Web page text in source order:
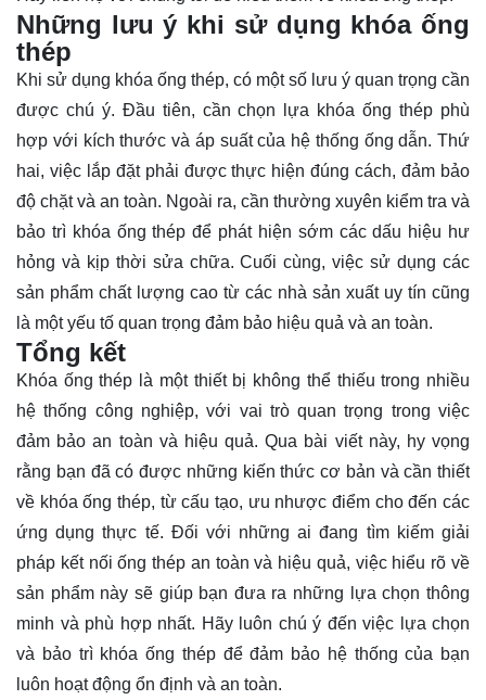
Những lưu ý khi sử dụng khóa ống
thép
Khi sử dụng khóa ống thép, có một số lưu ý quan trọng cần
được chú ý. Đầu tiên, cần chọn lựa khóa ống thép phù
hợp với kích thước và áp suất của hệ thống ống dẫn. Thứ
hai, việc lắp đặt phải được thực hiện đúng cách, đảm bảo
độ chặt và an toàn. Ngoài ra, cần thường xuyên kiểm tra và
bảo trì khóa ống thép để phát hiện sớm các dấu hiệu hư
hỏng và kịp thời sửa chữa. Cuối cùng, việc sử dụng các
sản phẩm chất lượng cao từ các nhà sản xuất uy tín cũng
là một yếu tố quan trọng đảm bảo hiệu quả và an toàn.
Tổng kết
Khóa ống thép là một thiết bị không thể thiếu trong nhiều
hệ thống công nghiệp, với vai trò quan trọng trong việc
đảm bảo an toàn và hiệu quả. Qua bài viết này, hy vọng
rằng bạn đã có được những kiến thức cơ bản và cần thiết
về khóa ống thép, từ cấu tạo, ưu nhược điểm cho đến các
ứng dụng thực tế. Đối với những ai đang tìm kiếm giải
pháp kết nối ống thép an toàn và hiệu quả, việc hiểu rõ về
sản phẩm này sẽ giúp bạn đưa ra những lựa chọn thông
minh và phù hợp nhất. Hãy luôn chú ý đến việc lựa chọn
và bảo trì khóa ống thép để đảm bảo hệ thống của bạn
luôn hoạt động ổn định và an toàn.